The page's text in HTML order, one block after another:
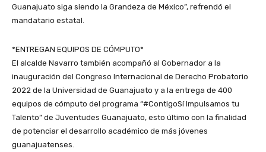
Guanajuato siga siendo la Grandeza de México”, refrendó el
mandatario estatal.
*ENTREGAN EQUIPOS DE CÓMPUTO*
El alcalde Navarro también acompañó al Gobernador a la
inauguración del Congreso Internacional de Derecho Probatorio
2022 de la Universidad de Guanajuato y a la entrega de 400
equipos de cómputo del programa “#ContigoSí Impulsamos tu
Talento” de Juventudes Guanajuato, esto último con la finalidad
de potenciar el desarrollo académico de más jóvenes
guanajuatenses.